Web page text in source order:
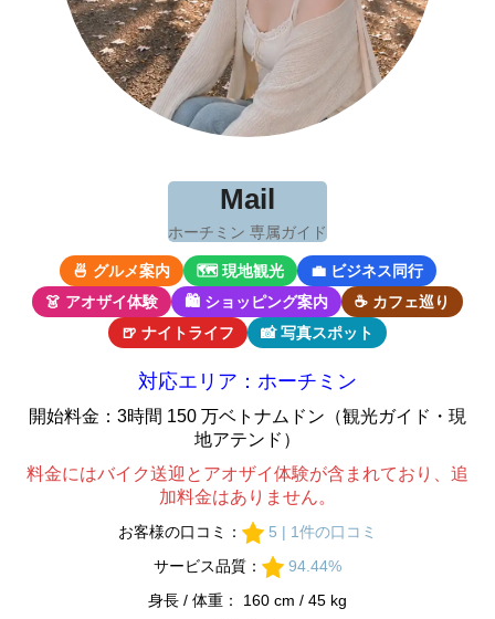
Mail
ホーチミン 専属ガイド
🍜 グルメ案内 🗺 現地観光
💼 ビジネス同行
👗 アオザイ体験
🛍 ショッピング案内
☕ カフェ巡り
🍺 ナイトライフ
📸 写真スポット
対応エリア：ホーチミン
開始料金：3時間 150 万ベトナムドン（観光ガイド・現
地アテンド）
料金にはバイク送迎とアオザイ体験が含まれており、追
加料金はありません。
お客様の口コミ：
5 | 1件の口コミ
サービス品質：
94.44%
身長 / 体重： 160 cm / 45 kg